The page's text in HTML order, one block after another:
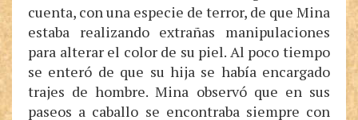
cuenta, con una especie de terror, de que Mina
estaba realizando extrañas manipulaciones
para alterar el color de su piel. Al poco tiempo
se enteró de que su hija se había encargado
trajes de hombre. Mina observó que en sus
paseos a caballo se encontraba siempre con